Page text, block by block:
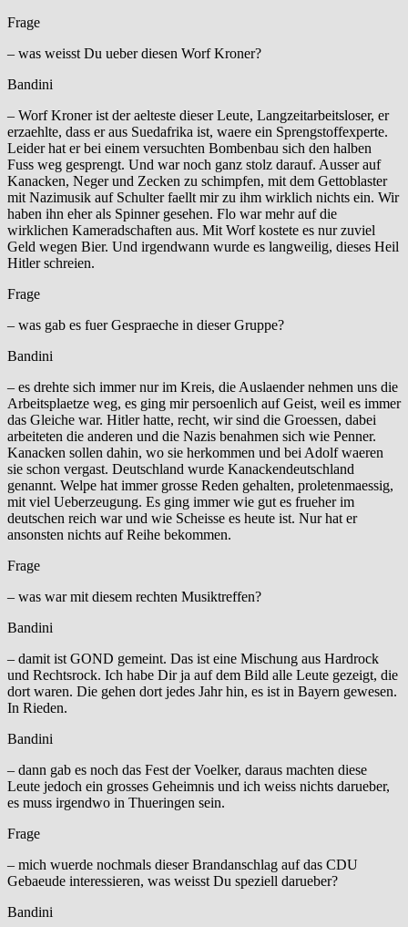
Frage
– was weisst Du ueber diesen Worf Kroner?
Bandini
– Worf Kroner ist der aelteste dieser Leute, Langzeitarbeitsloser, er
erzaehlte, dass er aus Suedafrika ist, waere ein Sprengstoffexperte.
Leider hat er bei einem versuchten Bombenbau sich den halben
Fuss weg gesprengt. Und war noch ganz stolz darauf. Ausser auf
Kanacken, Neger und Zecken zu schimpfen, mit dem Gettoblaster
mit Nazimusik auf Schulter faellt mir zu ihm wirklich nichts ein. Wir
haben ihn eher als Spinner gesehen. Flo war mehr auf die
wirklichen Kameradschaften aus. Mit Worf kostete es nur zuviel
Geld wegen Bier. Und irgendwann wurde es langweilig, dieses Heil
Hitler schreien.
Frage
– was gab es fuer Gespraeche in dieser Gruppe?
Bandini
– es drehte sich immer nur im Kreis, die Auslaender nehmen uns die
Arbeitsplaetze weg, es ging mir persoenlich auf Geist, weil es immer
das Gleiche war. Hitler hatte, recht, wir sind die Groessen, dabei
arbeiteten die anderen und die Nazis benahmen sich wie Penner.
Kanacken sollen dahin, wo sie herkommen und bei Adolf waeren
sie schon vergast. Deutschland wurde Kanackendeutschland
genannt. Welpe hat immer grosse Reden gehalten, proletenmaessig,
mit viel Ueberzeugung. Es ging immer wie gut es frueher im
deutschen reich war und wie Scheisse es heute ist. Nur hat er
ansonsten nichts auf Reihe bekommen.
Frage
– was war mit diesem rechten Musiktreffen?
Bandini
– damit ist GOND gemeint. Das ist eine Mischung aus Hardrock
und Rechtsrock. Ich habe Dir ja auf dem Bild alle Leute gezeigt, die
dort waren. Die gehen dort jedes Jahr hin, es ist in Bayern gewesen.
In Rieden.
Bandini
– dann gab es noch das Fest der Voelker, daraus machten diese
Leute jedoch ein grosses Geheimnis und ich weiss nichts darueber,
es muss irgendwo in Thueringen sein.
Frage
– mich wuerde nochmals dieser Brandanschlag auf das CDU
Gebaeude interessieren, was weisst Du speziell darueber?
Bandini